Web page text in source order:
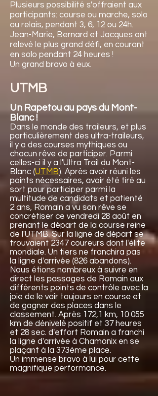
Plusieurs possibilité s'offraient aux
participants: course ou marche, solo
ou relais, pendant 3, 6, 12 ou 24h.
Jean-Marie, Bernard et Jacques ont
relevé le plus grand défi, en courant
en solo pendant 24 heures !
Un grand bravo à eux.
UTMB
Un Rapetou au pays du Mont-
Blanc !
Dans le monde des traileurs, et plus
particulièrement des ultra-traileurs,
il y a des courses mythiques ou
chacun rêve de participer. Parmi
celles-ci il y a l'Ultra Trail du Mont-
Blanc (UTMB). Après avoir réuni les
points nécessaires, avoir été tiré au
sort pour participer parmi la
multitude de candidats et patienté
2 ans, Romain a vu son rêve se
concrétiser ce vendredi 28 août en
prenant le départ de la course reine
de l'UTMB. Sur la ligne de départ se
trouvaient 2347 coureurs dont l'élite
mondiale. Un tiers ne franchira pas
la ligne d'arrivée (826 abandons).
Nous étions nombreux à suivre en
direct les passages de Romain aux
différents points de contrôle avec la
joie de le voir toujours en course et
de gagner des places dans le
classement. Après 172,1 km, 10 055
km de dénivelé positif et 37 heures
et 28 sec. d'effort Romain a franchi
la ligne d'arrivée à Chamonix en se
plaçant à la 373ème place.
Un immense bravo à lui pour cette
magnifique performance.